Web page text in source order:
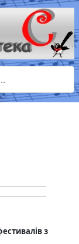
characters
з